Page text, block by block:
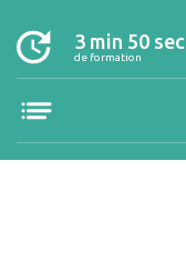
3 min 50 sec
de formation